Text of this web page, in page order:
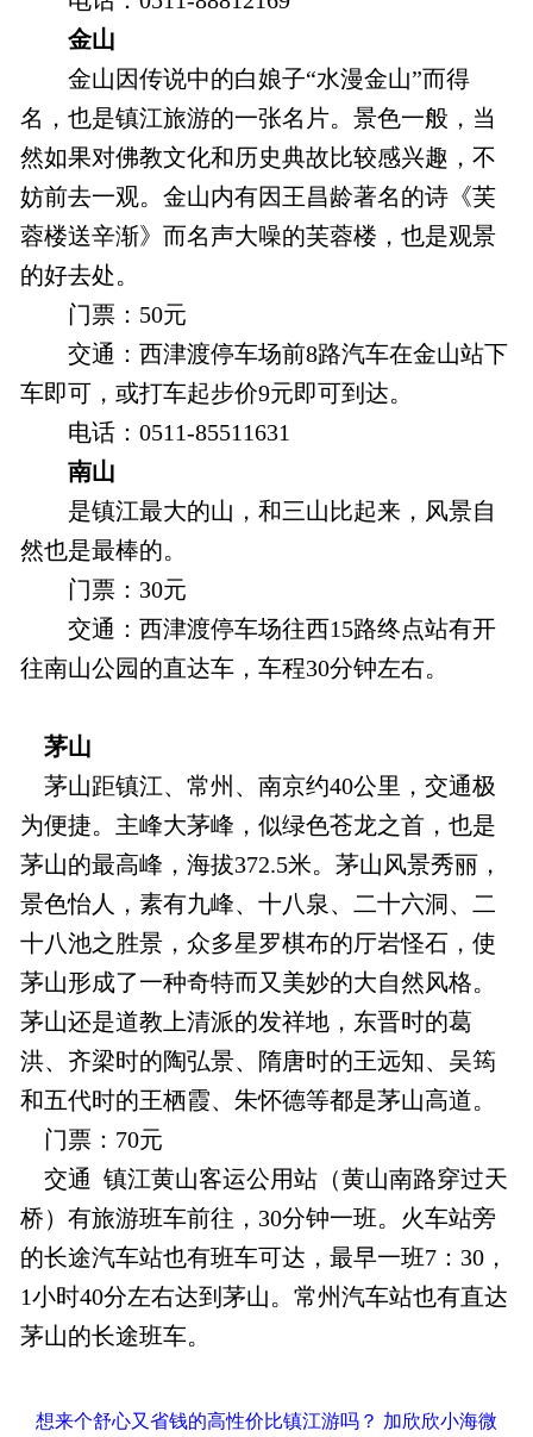
金山
金山因传说中的白娘子“水漫金山”而得
名，也是镇江旅游的一张名片。景色一般，当
然如果对佛教文化和历史典故比较感兴趣，不
妨前去一观。金山内有因王昌龄著名的诗《芙
蓉楼送辛渐》而名声大噪的芙蓉楼，也是观景
的好去处。
门票：50元
交通：西津渡停车场前8路汽车在金山站下
车即可，或打车起步价9元即可到达。
电话：0511-85511631
南山
是镇江最大的山，和三山比起来，风景自
然也是最棒的。
门票：30元
交通：西津渡停车场往西15路终点站有开
往南山公园的直达车，车程30分钟左右。
茅山
茅山距镇江、常州、南京约40公里，交通极
为便捷。主峰大茅峰，似绿色苍龙之首，也是
茅山的最高峰，海拔372.5米。茅山风景秀丽，
景色怡人，素有九峰、十八泉、二十六洞、二
十八池之胜景，众多星罗棋布的厅岩怪石，使
茅山形成了一种奇特而又美妙的大自然风格。
茅山还是道教上清派的发祥地，东晋时的葛
洪、齐梁时的陶弘景、隋唐时的王远知、吴筠
和五代时的王栖霞、朱怀德等都是茅山高道。
门票：70元
交通 镇江黄山客运公用站（黄山南路穿过天
桥）有旅游班车前往，30分钟一班。火车站旁
的长途汽车站也有班车可达，最早一班7：30，
1小时40分左右达到茅山。常州汽车站也有直达
茅山的长途班车。
想来个舒心又省钱的高性价比镇江游吗？ 加欣欣小海微